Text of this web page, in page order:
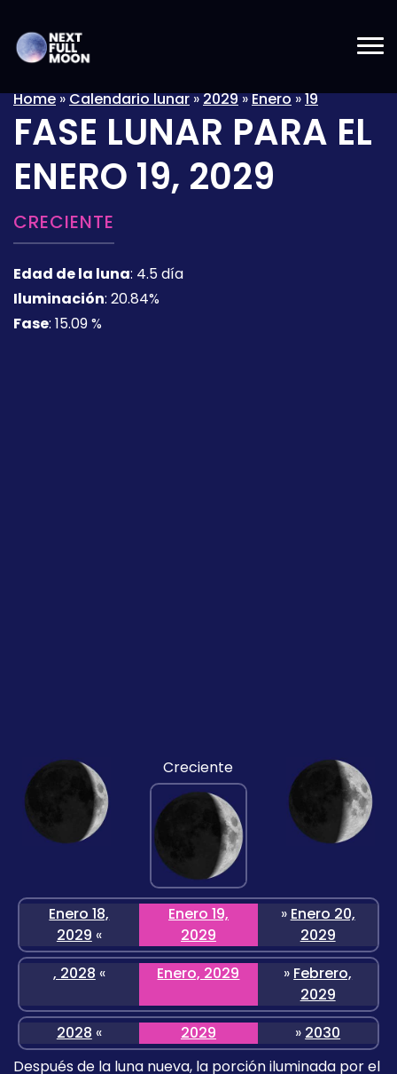
Home»Calendario lunar»2029»Enero»19
FASE LUNAR PARA EL
ENERO 19, 2029
CRECIENTE
Edad de la luna: 4.5 día
Iluminación: 20.84%
Fase: 15.09 %
Creciente
Enero 18,
2029 «
Enero 19,
2029
» Enero 20,
2029
, 2028 « Enero, 2029 » Febrero,
2029
2028 « 2029 » 2030
Después de la luna nueva, la porción iluminada por el